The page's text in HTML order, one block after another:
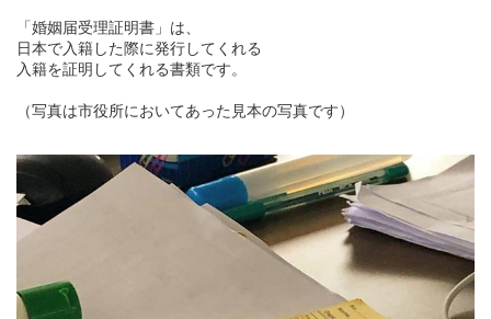
「婚姻届受理証明書」は、
日本で入籍した際に発行してくれる
入籍を証明してくれる書類です。
（写真は市役所においてあった見本の写真です）